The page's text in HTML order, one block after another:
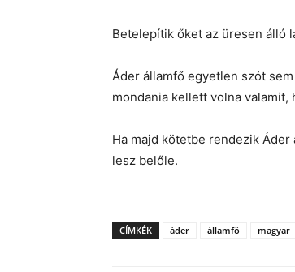
Betelepítik őket az üresen álló
Áder államfő egyetlen szót
mondania kellett volna valamit,
Ha majd kötetbe rendezik
lesz belőle.
CÍMKÉK áder államfő magyar